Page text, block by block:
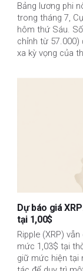
Bảng lương phi
trong tháng 7,
hôm thứ Sáu.
chỉnh từ 57.000)
xa kỳ vọng của
Dự báo giá
tại 1,00$
Ripple (XRP)
mức 1,03$ tại
giữ mức hiện tại